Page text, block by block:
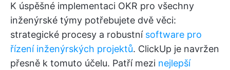
K úspěšné implementaci OKR pro všechny
inženýrské týmy potřebujete dvě věci:
strategické procesy a robustní software pro
řízení inženýrských projektů. ClickUp je navržen
přesně k tomuto účelu. Patří mezi nejlepší